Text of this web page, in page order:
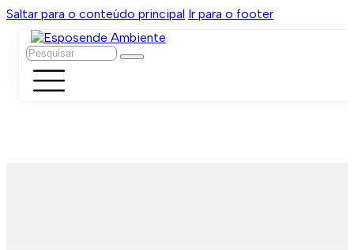
Saltar para o conteúdo principal Ir para o footer
Pesquisar